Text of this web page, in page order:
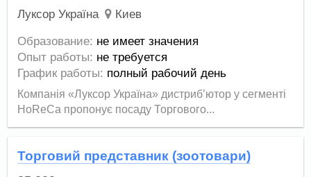
Луксор Україна Киев
Образование: не имеет значения
Опыт работы: не требуется
График работы: полный рабочий день
Компанія «Луксор Україна» дистриб’ютор у сегменті
HoReCa пропонує посаду Торгового...
Торговий представник (зоотовари)